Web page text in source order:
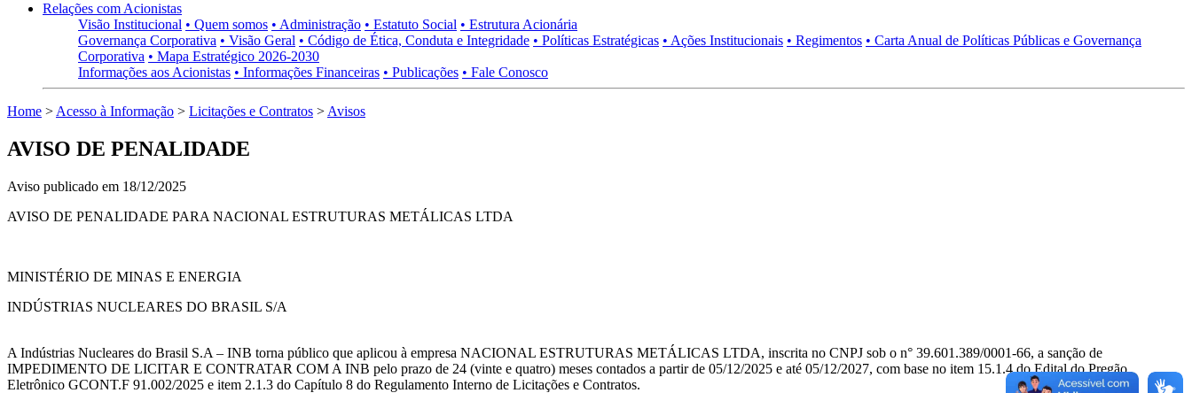
Relações com Acionistas
Visão Institucional • Quem somos • Administração • Estatuto Social • Estrutura Acionária
Governança Corporativa • Visão Geral • Código de Ética, Conduta e Integridade • Políticas Estratégicas • Ações Institucionais • Regimentos • Carta Anual de Políticas Públicas e Governança
Corporativa • Mapa Estratégico 2026-2030
Informações aos Acionistas • Informações Financeiras • Publicações • Fale Conosco
Home > Acesso à Informação > Licitações e Contratos > Avisos
AVISO DE PENALIDADE
Aviso publicado em 18/12/2025
AVISO DE PENALIDADE PARA NACIONAL ESTRUTURAS METÁLICAS LTDA
MINISTÉRIO DE MINAS E ENERGIA
INDÚSTRIAS NUCLEARES DO BRASIL S/A
A Indústrias Nucleares do Brasil S.A – INB torna público que aplicou à empresa NACIONAL ESTRUTURAS METÁLICAS LTDA, inscrita no CNPJ sob o n° 39.601.389/0001-66, a sanção de
IMPEDIMENTO DE LICITAR E CONTRATAR COM A INB pelo prazo de 24 (vinte e quatro) meses contados a partir de 05/12/2025 e até 05/12/2027, com base no item 15.1.4 do Edital do Pregão
Eletrônico GCONT.F 91.002/2025 e item 2.1.3 do Capítulo 8 do Regulamento Interno de Licitações e Contratos.